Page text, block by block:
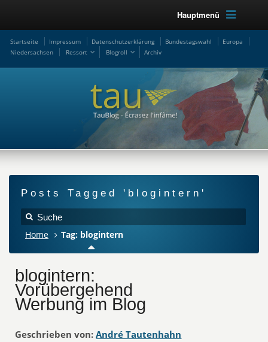
Hauptmenü
Startseite Impressum Datenschutzerklärung Bundestagswahl
Europa
Niedersachsen
Ressort Blogroll Archiv
Posts Tagged 'blogintern'
Home Tag: blogintern
blogintern:
Vorübergehend
Werbung im Blog
Geschrieben von: André Tautenhahn